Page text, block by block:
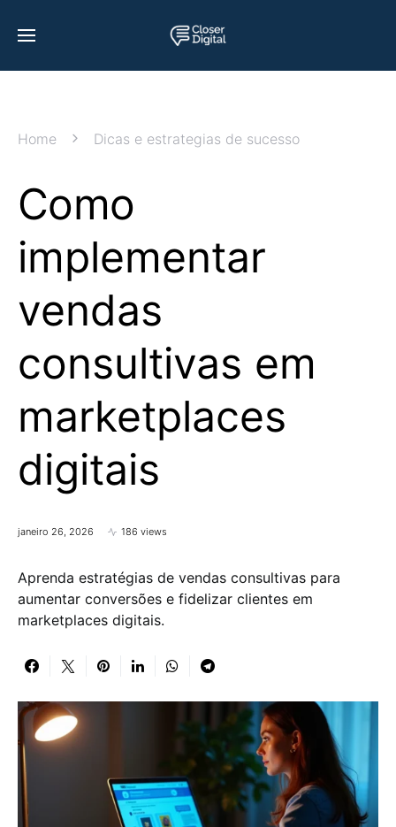
Home Dicas e estrategias de sucesso
Como
implementar
vendas
consultivas em
marketplaces
digitais
janeiro 26, 2026 186 views
Aprenda estratégias de vendas consultivas para
aumentar conversões e fidelizar clientes em
marketplaces digitais.